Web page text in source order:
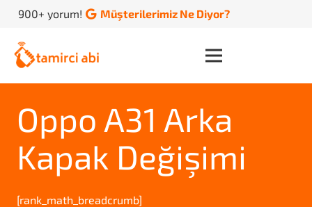
900+ yorum! Müşterilerimiz Ne Diyor?
Oppo A31 Arka
Kapak Değişimi
[rank_math_breadcrumb]